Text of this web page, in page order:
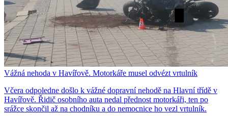
Vážná nehoda v Havířově. Motorkáře musel odvézt vrtulník
Včera odpoledne došlo k vážné dopravní nehodě na Hlavní třídě v
Havířově. Řidič osobního auta nedal přednost motorkáři, ten po
srážce skončil až na chodníku a do nemocnice ho vezl vrtulník.